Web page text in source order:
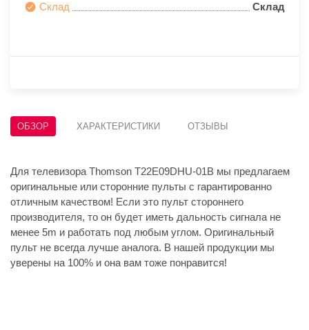
Склад Склад
ОБЗОР ХАРАКТЕРИСТИКИ ОТЗЫВЫ
Для телевизора Thomson T22E09DHU-01B мы предлагаем
оригинальные или сторонние пульты с гарантированно
отличным качеством! Если это пульт стороннего
производителя, то он будет иметь дальность сигнала не
менее 5m и работать под любым углом. Оригинальный
пульт не всегда лучше аналога. В нашей продукции мы
уверены на 100% и она вам тоже понравится!